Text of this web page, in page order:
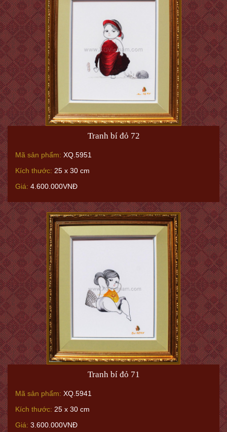
Tranh bí đỏ 72
Mã sản phẩm: XQ.5951
Kích thước: 25 x 30 cm
Giá: 4.600.000VNĐ
Tranh bí đỏ 71
Mã sản phẩm: XQ.5941
Kích thước: 25 x 30 cm
Giá: 3.600.000VNĐ